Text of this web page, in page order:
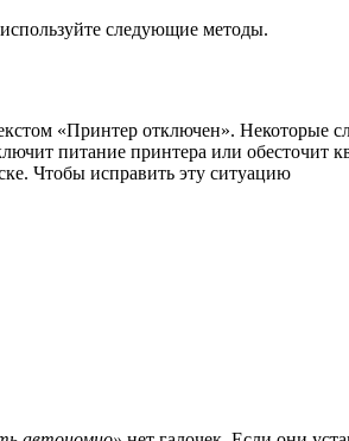
следующие методы.
«Принтер отключен». Некоторые
питание принтера или обесточит
Чтобы исправить эту ситуацию